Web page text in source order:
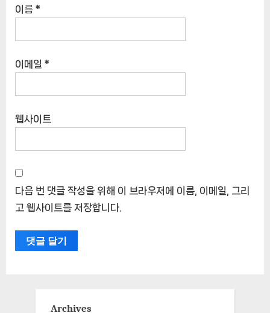
이름 *
이메일 *
웹사이트
다음 번 댓글 작성을 위해 이 브라우저에 이름, 이메일, 그리
고 웹사이트를 저장합니다.
Archives